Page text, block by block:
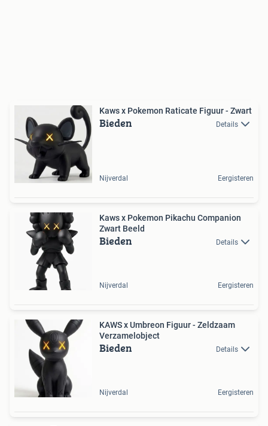
Kaws x Pokemon Raticate Figuur - Zwart
Bieden Details
Nijverdal Eergisteren
Kaws x Pokemon Pikachu Companion
Zwart Beeld
Bieden Details
Nijverdal Eergisteren
KAWS x Umbreon Figuur - Zeldzaam
Verzamelobject
Bieden Details
Nijverdal Eergisteren